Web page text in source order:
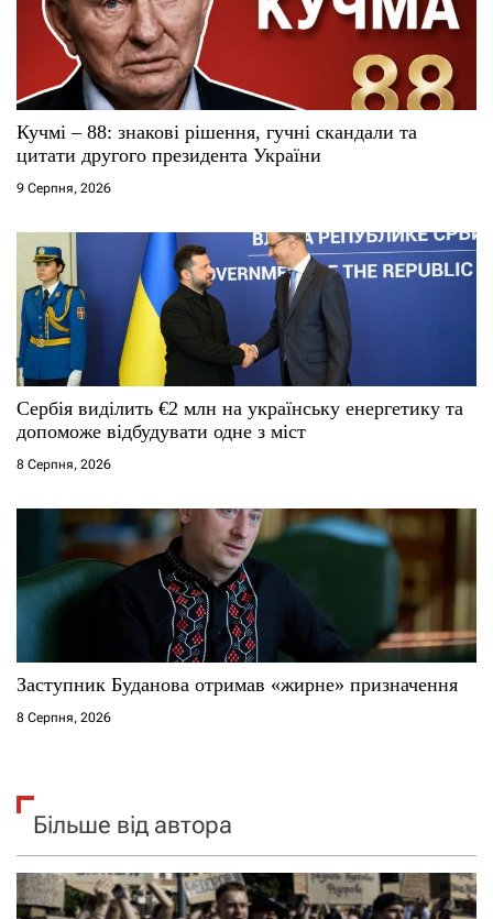
с
і
в
Кучмі – 88: знакові рішення, гучні скандали та
цитати другого президента України
9 Серпня, 2026
Сербія виділить €2 млн на українську енергетику та
допоможе відбудувати одне з міст
8 Серпня, 2026
Заступник Буданова отримав «жирне» призначення
8 Серпня, 2026
Більше від автора